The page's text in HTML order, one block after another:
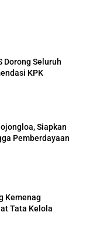
Dorong Seluruh
KPK
Siapkan
Pemberdayaan
Kemenag
Tata Kelola